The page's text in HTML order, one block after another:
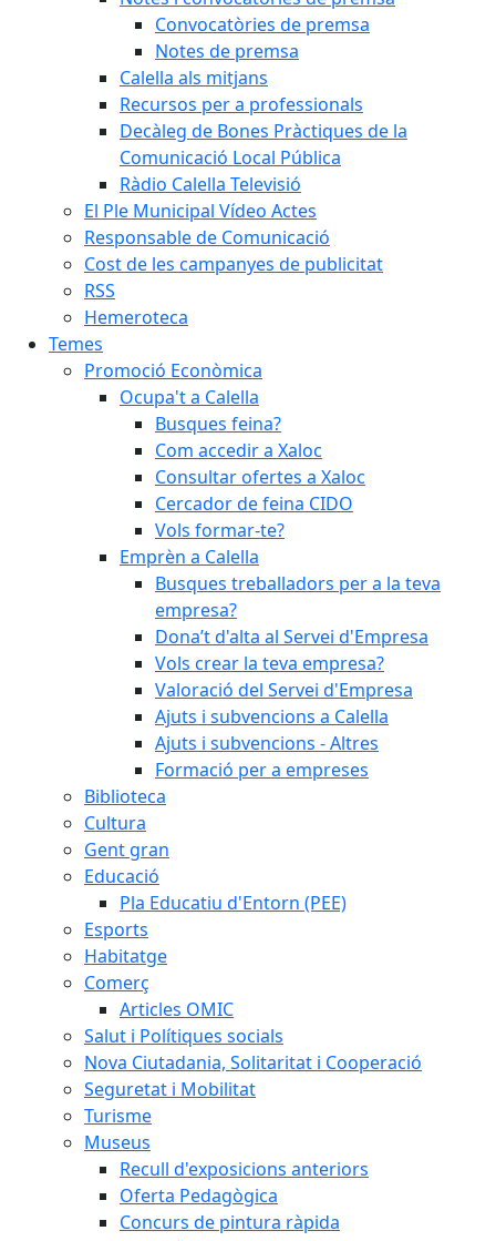
Convocatòries de premsa
Notes de premsa
Calella als mitjans
Recursos per a professionals
Decàleg de Bones Pràctiques de la
Comunicació Local Pública
Ràdio Calella Televisió
El Ple Municipal Vídeo Actes
Responsable de Comunicació
Cost de les campanyes de publicitat
RSS
Hemeroteca
Temes
Promoció Econòmica
Ocupa't a Calella
Busques feina?
Com accedir a Xaloc
Consultar ofertes a Xaloc
Cercador de feina CIDO
Vols formar-te?
Emprèn a Calella
Busques treballadors per a la teva
empresa?
Dona’t d'alta al Servei d'Empresa
Vols crear la teva empresa?
Valoració del Servei d'Empresa
Ajuts i subvencions a Calella
Ajuts i subvencions - Altres
Formació per a empreses
Biblioteca
Cultura
Gent gran
Educació
Pla Educatiu d'Entorn (PEE)
Esports
Habitatge
Comerç
Articles OMIC
Salut i Polítiques socials
Nova Ciutadania, Solitaritat i Cooperació
Seguretat i Mobilitat
Turisme
Museus
Recull d'exposicions anteriors
Oferta Pedagògica
Concurs de pintura ràpida